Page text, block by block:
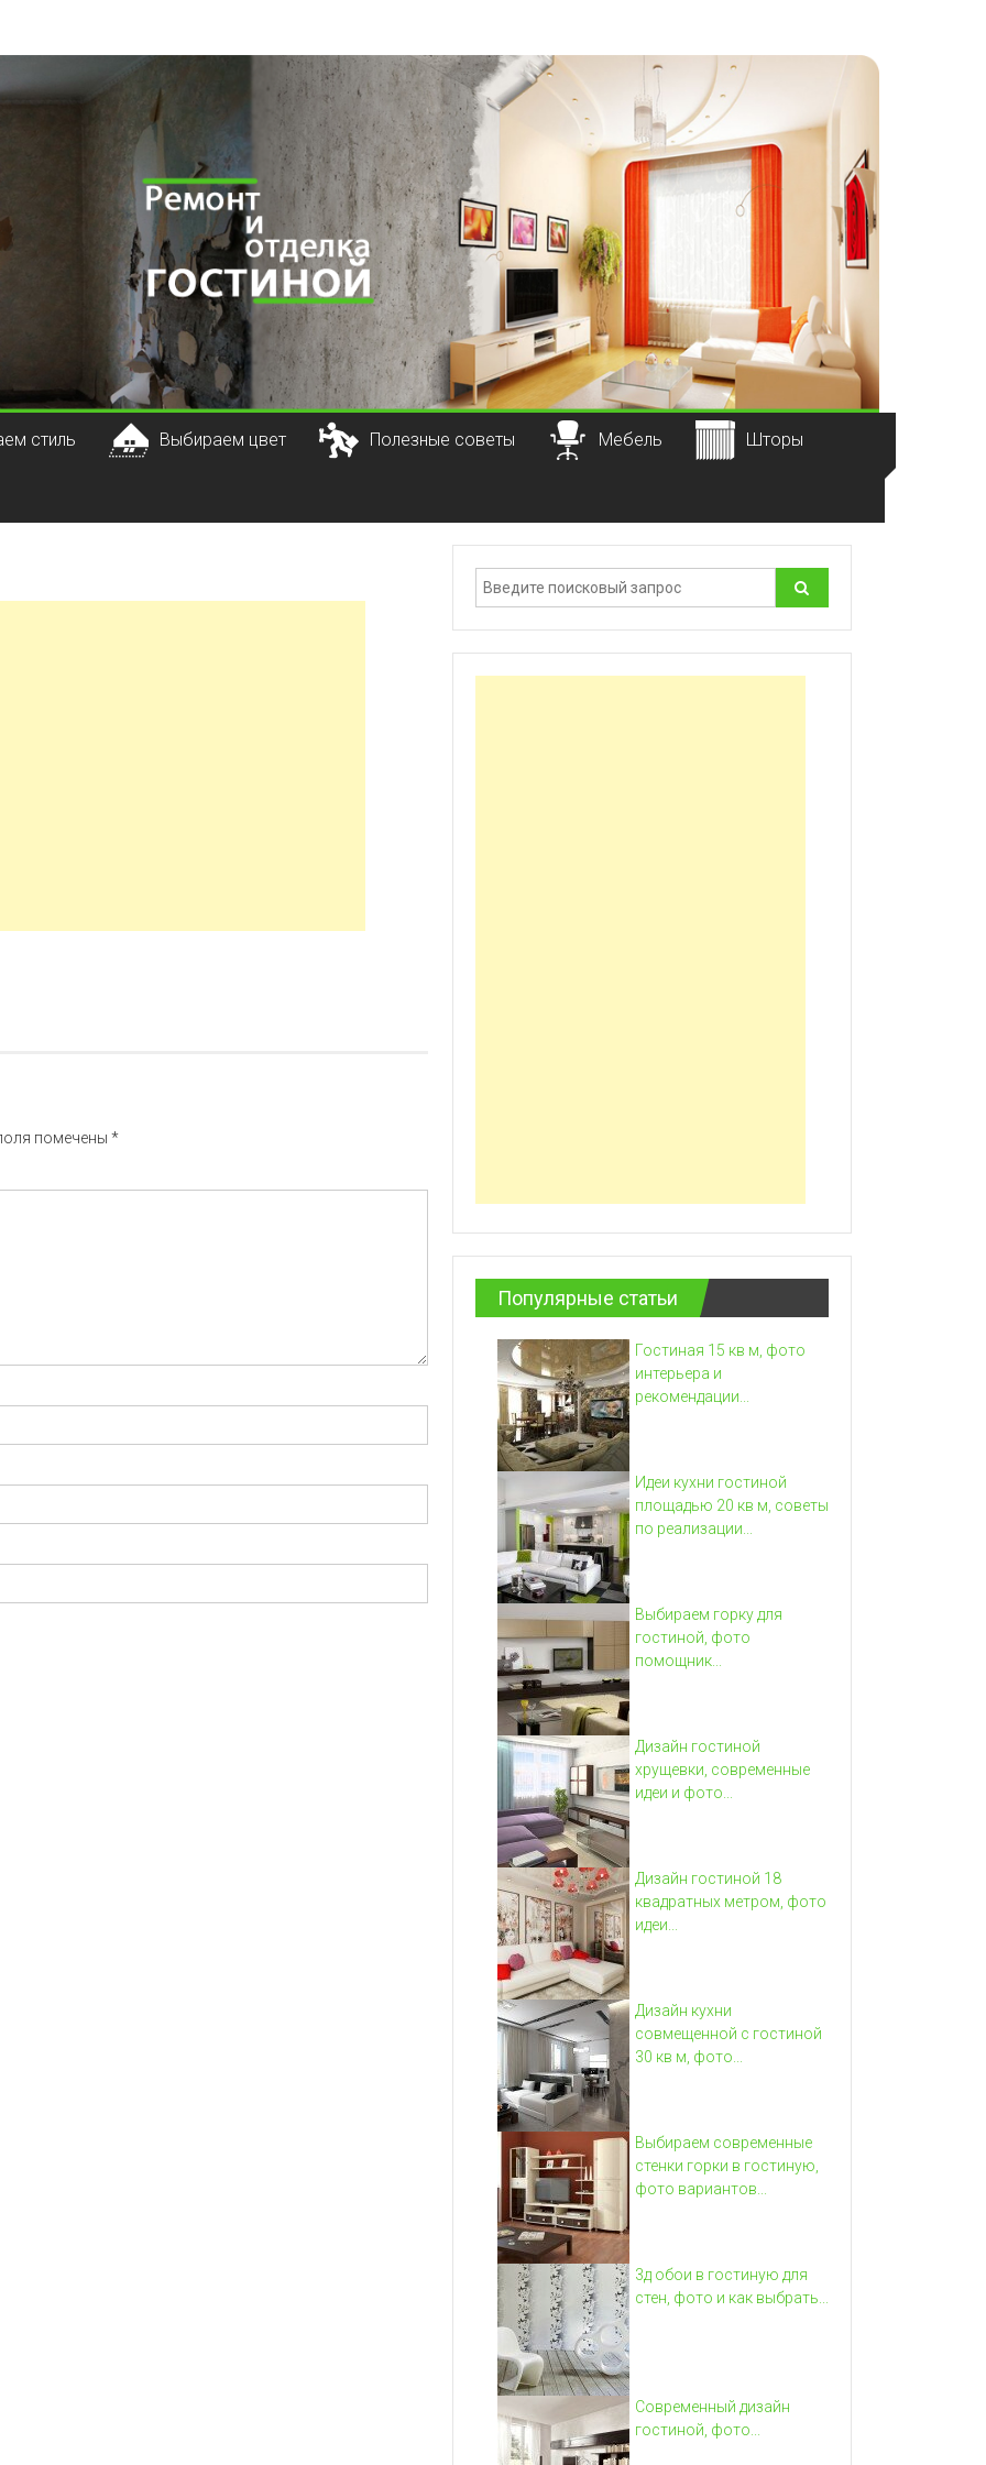
стиль Выбираем цвет Полезные советы Мебель Шторы
помечены *
Популярные статьи
Гостиная 15 кв м, фото
интерьера и
рекомендации...
Идеи кухни гостиной
площадью 20 кв м, советы
по реализации...
Выбираем горку для
гостиной, фото
помощник...
Дизайн гостиной
хрущевки, современные
идеи и фото...
Дизайн гостиной 18
квадратных метром, фото
идеи...
Дизайн кухни
совмещенной с гостиной
30 кв м, фото...
Выбираем современные
стенки горки в гостиную,
фото вариантов...
3д обои в гостиную для
стен, фото и как выбрать...
Современный дизайн
гостиной, фото...